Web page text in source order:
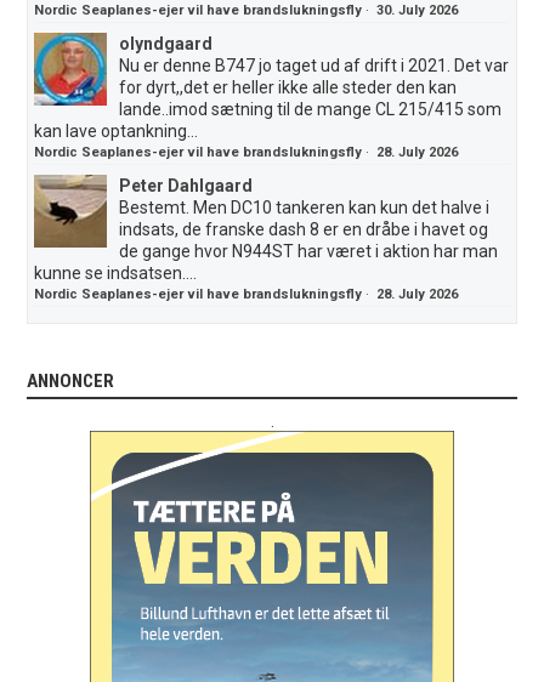
Nordic Seaplanes-ejer vil have brandslukningsfly ·30. July 2026
olyndgaard
Nu er denne B747 jo taget ud af drift i 2021. Det var
for dyrt,,det er heller ikke alle steder den kan
lande..imod sætning til de mange CL 215/415 som
kan lave optankning...
Nordic Seaplanes-ejer vil have brandslukningsfly · 28. July 2026
Peter Dahlgaard
Bestemt. Men DC10 tankeren kan kun det halve i
indsats, de franske dash 8 er en dråbe i havet og
de gange hvor N944ST har været i aktion har man
kunne se indsatsen....
Nordic Seaplanes-ejer vil have brandslukningsfly · 28. July 2026
ANNONCER